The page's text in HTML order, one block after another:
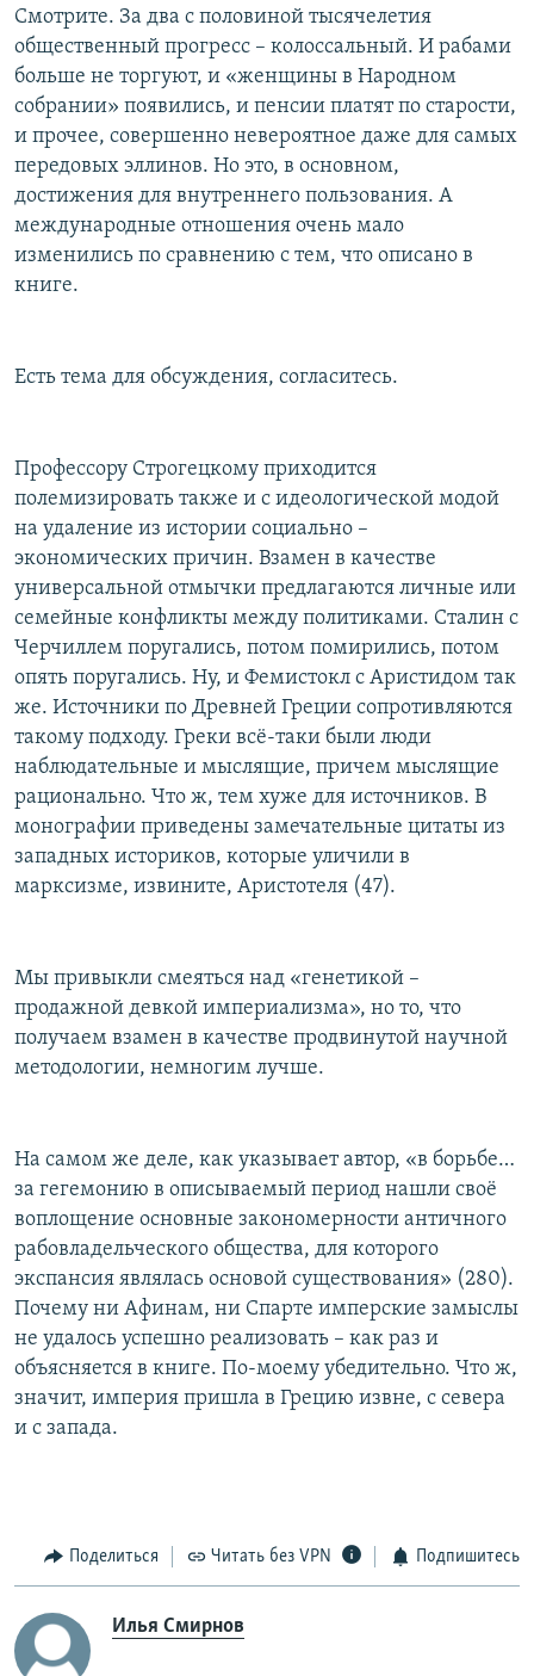
Смотрите. За два с половиной тысячелетия
общественный прогресс – колоссальный. И рабами
больше не торгуют, и «женщины в Народном
собрании» появились, и пенсии платят по старости,
и прочее, совершенно невероятное даже для самых
передовых эллинов. Но это, в основном,
достижения для внутреннего пользования. А
международные отношения очень мало
изменились по сравнению с тем, что описано в
книге.
Есть тема для обсуждения, согласитесь.
Профессору Строгецкому приходится
полемизировать также и с идеологической модой
на удаление из истории социально –
экономических причин. Взамен в качестве
универсальной отмычки предлагаются личные или
семейные конфликты между политиками. Сталин с
Черчиллем поругались, потом помирились, потом
опять поругались. Ну, и Фемистокл с Аристидом так
же. Источники по Древней Греции сопротивляются
такому подходу. Греки всё-таки были люди
наблюдательные и мыслящие, причем мыслящие
рационально. Что ж, тем хуже для источников. В
монографии приведены замечательные цитаты из
западных историков, которые уличили в
марксизме, извините, Аристотеля (47).
Мы привыкли смеяться над «генетикой –
продажной девкой империализма», но то, что
получаем взамен в качестве продвинутой научной
методологии, немногим лучше.
На самом же деле, как указывает автор, «в борьбе…
за гегемонию в описываемый период нашли своё
воплощение основные закономерности античного
рабовладельческого общества, для которого
экспансия являлась основой существования» (280).
Почему ни Афинам, ни Спарте имперские замыслы
не удалось успешно реализовать – как раз и
объясняется в книге. По-моему убедительно. Что ж,
значит, империя пришла в Грецию извне, с севера
и с запада.
Поделиться Читать без VPN Подпишитесь
Илья Смирнов